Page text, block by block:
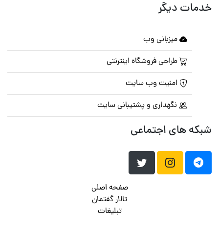
خدمات دیگر
میزبانی وب
طراحی فروشگاه اینترنتی
امنیت وب سایت
نگهداری و پشتیبانی سایت
شبکه های اجتماعی
صفحه اصلی
تالار گفتمان
تبلیغات